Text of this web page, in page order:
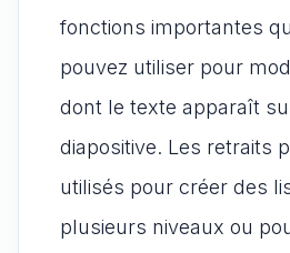
fonctions importantes
pouvez utiliser pour
dont le texte apparaît
diapositive. Les retraits
utilisés pour créer des
plusieurs niveaux ou